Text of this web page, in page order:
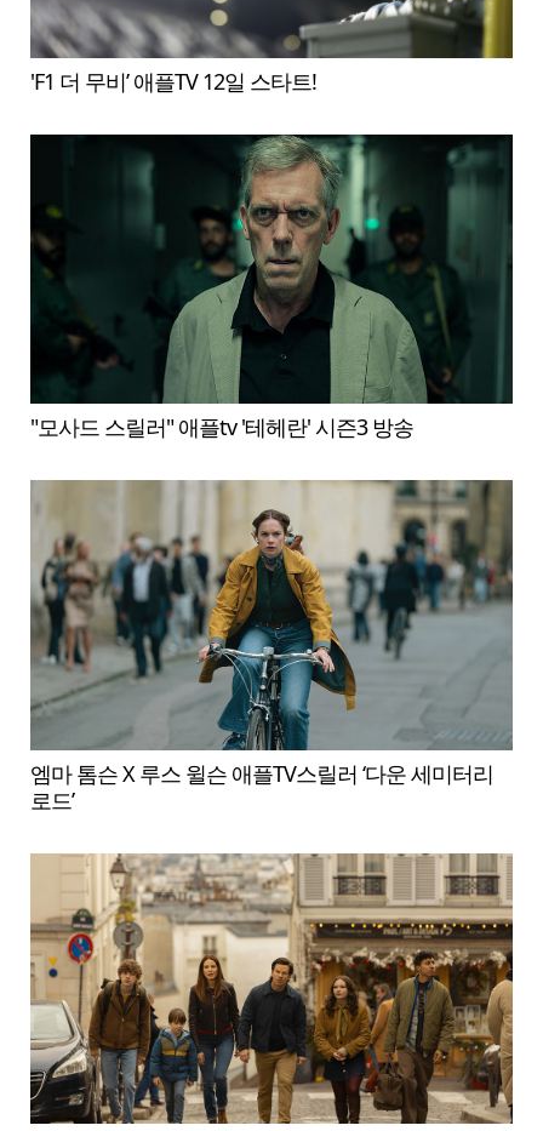
'F1 더 무비’ 애플TV 12일 스타트!
"모사드 스릴러" 애플tv '테헤란' 시즌3 방송
엠마 톰슨 X 루스 윌슨 애플TV스릴러 ‘다운 세미터리
로드’